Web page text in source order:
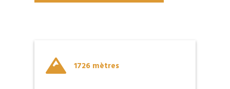
 1726 mètres